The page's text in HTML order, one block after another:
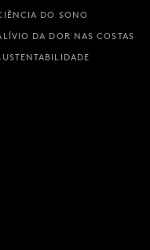
DO SONO
DA DOR NAS COSTAS